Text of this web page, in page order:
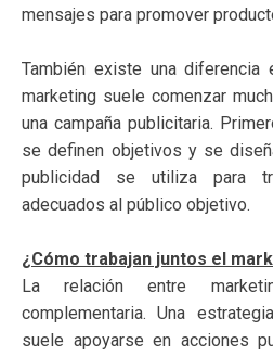
mensajes para promover
También existe una diferencia
marketing suele comenzar
una campaña publicitaria.
se definen objetivos y se
publicidad se utiliza para
adecuados al público objetivo.
¿Cómo trabajan juntos el
La relación entre
complementaria. Una
suele apoyarse en acciones